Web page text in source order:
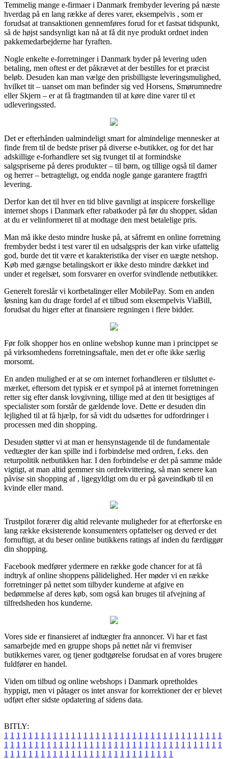
Temmelig mange e-firmaer i Danmark frembyder levering på næste
hverdag på en lang række af deres varer, eksempelvis , som er
forudsat at transaktionen gennemføres forud for et fastsat tidspunkt,
så de højst sandsynligt kan nå at få dit nye produkt ordnet inden
pakkemedarbejderne har fyraften.
Nogle enkelte e-forretninger i Danmark byder på levering uden
betaling, men oftest er det påkrævet at der bestilles for et præcist
beløb. Desuden kan man vælge den prisbilligste leveringsmulighed,
hvilket tit – uanset om man befinder sig ved Horsens, Smørumnedre
eller Skjern – er at få fragtmanden til at køre dine varer til et
udleveringssted.
Det er efterhånden ualmindeligt smart for almindelige mennesker at
finde frem til de bedste priser på diverse e-butikker, og for det har
adskillige e-forhandlere set sig tvunget til at formindske
salgspriserne på deres produkter – til børn, og tillige også til damer
og herrer – betragteligt, og endda nogle gange garantere fragtfri
levering.
Derfor kan det til hver en tid blive gavnligt at inspicere forskellige
internet shops i Danmark efter rabatkoder på før du shopper, sådan
at du er velinformeret til at modtage den mest betalelige pris.
Man må ikke desto mindre huske på, at såfremt en online forretning
frembyder bedst i test varer til en udsalgspris der kan virke ufattelig
god, burde det tit være et karakteristika der viser en uægte netshop.
Køb med gængse betalingskort er ikke desto mindre dækket ind
under et regelsæt, som forsvarer en overfor svindlende netbutikker.
Generelt foreslår vi kortbetalinger eller MobilePay. Som en anden
løsning kan du drage fordel af et tilbud som eksempelvis ViaBill,
forudsat du higer efter at finansiere regningen i flere bidder.
Før folk shopper hos en online webshop kunne man i princippet se
på virksomhedens forretningsaftale, men det er ofte ikke særlig
morsomt.
En anden mulighed er at se om internet forhandleren er tilsluttet e-
mærket, eftersom det typisk er et sympol på at internet forretningen
retter sig efter dansk lovgivning, tillige med at den tit besigtiges af
specialister som forstår de gældende love. Dette er desuden din
lejlighed til at få hjælp, for så vidt du udsættes for udfordringer i
processen med din shopping.
Desuden støtter vi at man er hensynstagende til de fundamentale
vedtægter der kan spille ind i forbindelse med ordren, f.eks. den
returpolitik netbutikken har. I den forbindelse er det på samme måde
vigtigt, at man altid gemmer sin ordrekvittering, så man senere kan
påvise sin shopping af , ligegyldigt om du er på gaveindkøb til en
kvinde eller mand.
Trustpilot forærer dig altid relevante muligheder for at efterforske en
lang række eksisterende konsumenters opfattelser og derved er det
fornuftigt, at du beser online butikkens ratings af inden du færdiggør
din shopping.
Facebook medfører ydermere en række gode chancer for at få
indtryk af online shoppens pålidelighed. Her møder vi en række
forretninger på nettet som tilbyder kunderne at afgive en
bedømmelse af deres køb, som også kan bruges til afvejning af
tilfredsheden hos kunderne.
Vores side er finansieret af indtægter fra annoncer. Vi har et fast
samarbejde med en gruppe shops på nettet når vi fremviser
butikkernes varer, og tjener godtgørelse forudsat en af vores brugere
fuldfører en handel.
Viden om tilbud og online webshops i Danmark opretholdes
hyppigt, men vi påtager os intet ansvar for korrektioner der er blevet
udført efter sidste opdatering af sidens data.
BITLY:
1 1 1 1 1 1 1 1 1 1 1 1 1 1 1 1 1 1 1 1 1 1 1 1 1 1 1 1 1 1 1 1 1 1 1 1
1 1 1 1 1 1 1 1 1 1 1 1 1 1 1 1 1 1 1 1 1 1 1 1 1 1 1 1 1 1 1 1 1 1 1 1
1 1 1 1 1 1 1 1 1 1 1 1 1 1 1 1 1 1 1 1 1 1 1 1 1 1 1 1